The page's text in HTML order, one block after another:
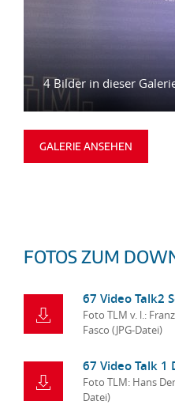
4 Bilder in dieser
GALERIE ANSEHEN
FOTOS ZUM
67 Video Talk2
Foto TLM v. l.:
Fasco (JPG-Datei)
67 Video Talk 1
Foto TLM: Hans
Datei)